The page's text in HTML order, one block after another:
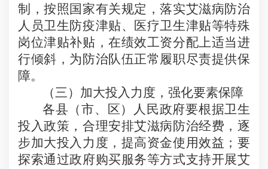
制，按照国家有关规定，落实艾滋病防治
人员卫生防疫津贴、医疗卫生津贴等特殊
岗位津贴补贴，在绩效工资分配上适当进
行倾斜，为防治队伍正常履职尽责提供保
障。
（三）加大投入力度，强化要素保障
各县（市、区）人民政府要根据卫生
投入政策，合理安排艾滋病防治经费，逐
步加大投入力度，提高资金使用效益；要
探索通过政府购买服务等方式支持开展艾